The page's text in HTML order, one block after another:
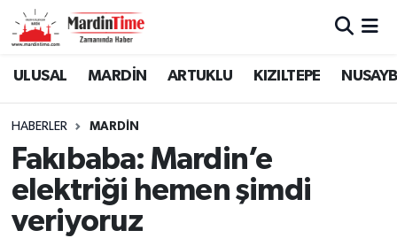
ULUSAL MARDİN ARTUKLU KIZILTEPE
HABERLER MARDİN
Fakıbaba: Mardin’e
elektriği hemen şimdi
veriyoruz
Mardin Nöbetçi Eczaneler
Mardin Namaz Vakitleri
Mardin Trafik Yoğunluk Haritası